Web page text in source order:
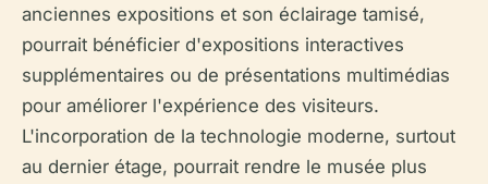
anciennes expositions et son éclairage tamisé,
pourrait bénéficier d'expositions interactives
supplémentaires ou de présentations multimédias
pour améliorer l'expérience des visiteurs.
L'incorporation de la technologie moderne, surtout
au dernier étage, pourrait rendre le musée plus